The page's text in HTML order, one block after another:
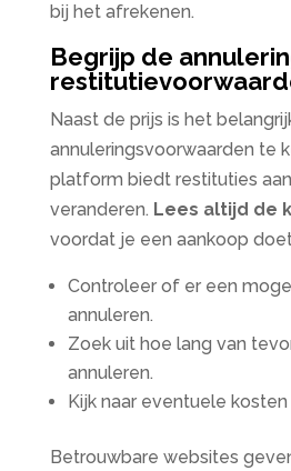
bij het afrekenen.
Begrijp de
Naast de prijs is het
annuleringsvoorwaarden te
platform biedt restituties
veranderen. Lees altijd de
voordat je een aankoop
Controleer of er een
annuleren.
Zoek uit hoe lang van
annuleren.
Kijk naar eventuele
Betrouwbare websites